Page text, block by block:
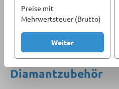
Preise mit
Mehrwertsteuer (Brutto)
Weiter
Sortiment
Diamantzubehör